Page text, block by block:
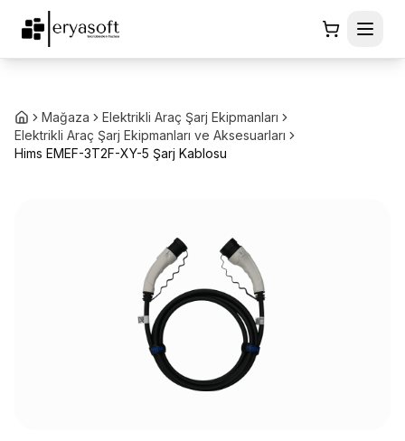
Mağaza
Elektrikli Araç Şarj Ekipmanları
Elektrikli Araç Şarj Ekipmanları ve Aksesuarları
Hims EMEF-3T2F-XY-5 Şarj Kablosu